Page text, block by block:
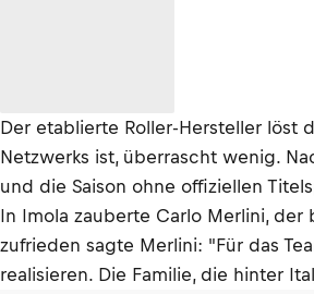
Der etablierte Roller-Hersteller löst
Netzwerks ist, überrascht wenig.
und die Saison ohne offiziellen
In Imola zauberte Carlo Merlini,
zufrieden sagte Merlini: "Für das
realisieren. Die Familie, die hinter